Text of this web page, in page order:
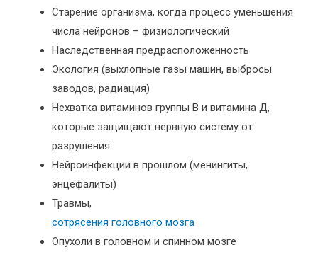
Старение организма, когда процесс уменьшения
числа нейронов – физиологический
Наследственная предрасположенность
Экология (выхлопные газы машин, выбросы
заводов, радиация)
Нехватка витаминов группы В и витамина Д,
которые защищают нервную систему от
разрушения
Нейроинфекции в прошлом (менингиты,
энцефалиты)
Травмы,
сотрясения головного мозга
Опухоли в головном и спинном мозге